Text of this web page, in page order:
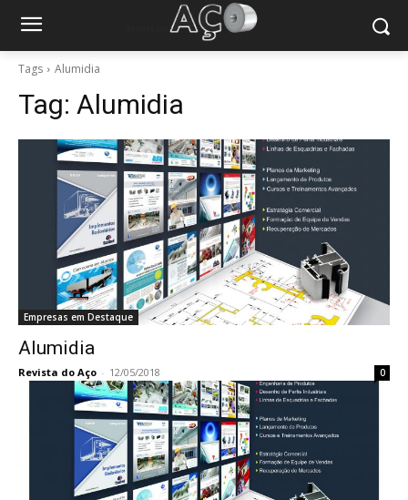
Tags Alumidia
Tag: Alumidia
Empresas em Destaque
Alumidia
Revista do Aço - 12/05/2018 0